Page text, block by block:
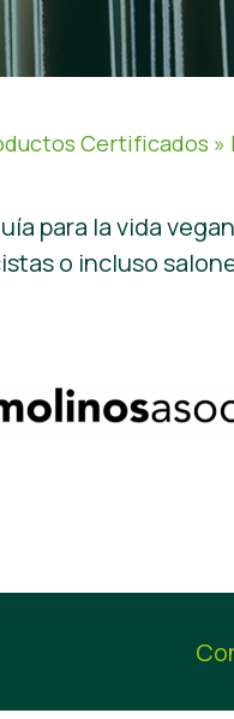
Certificados »
para la vida
o incluso